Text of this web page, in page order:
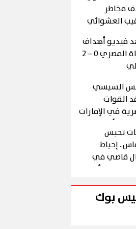
مخاطر
العشوائي
في "درع
فيديو أهداف
مباراة المصري 0 – 2
السيسي
القوات
في الإمارات
زيارة أخوية
تحبس
إحباط
قاضي في
الحلقة 10 من رأس
بوك